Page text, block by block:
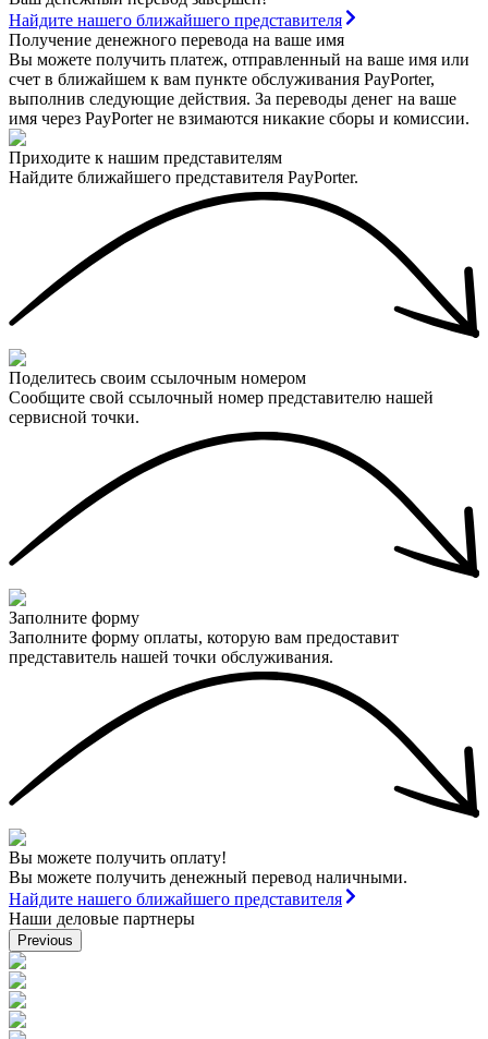
Найдите нашего ближайшего представителя
Получение денежного перевода на ваше имя
Вы можете получить платеж, отправленный на ваше имя или
счет в ближайшем к вам пункте обслуживания PayPorter,
выполнив следующие действия. За переводы денег на ваше
имя через PayPorter не взимаются никакие сборы и комиссии.
Приходите к нашим представителям
Найдите ближайшего представителя PayPorter.
Поделитесь своим ссылочным номером
Сообщите свой ссылочный номер представителю нашей
сервисной точки.
Заполните форму
Заполните форму оплаты, которую вам предоставит
представитель нашей точки обслуживания.
Вы можете получить оплату!
Вы можете получить денежный перевод наличными.
Найдите нашего ближайшего представителя
Наши деловые партнеры
Previous